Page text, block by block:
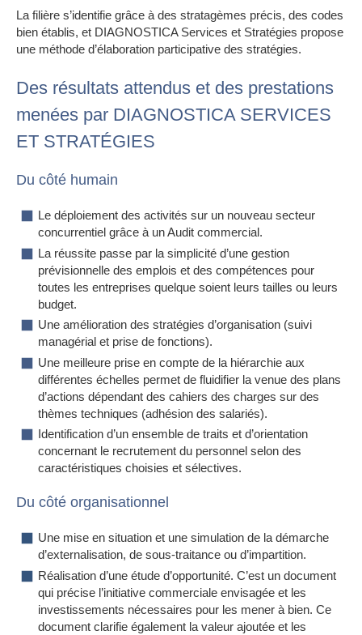
La filière s’identifie grâce à des stratagèmes précis, des codes
bien établis, et DIAGNOSTICA Services et Stratégies propose
une méthode d’élaboration participative des stratégies.
Des résultats attendus et des prestations
menées par DIAGNOSTICA SERVICES
ET STRATÉGIES
Du côté humain
Le déploiement des activités sur un nouveau secteur
concurrentiel grâce à un Audit commercial.
La réussite passe par la simplicité d’une gestion
prévisionnelle des emplois et des compétences pour
toutes les entreprises quelque soient leurs tailles ou leurs
budget.
Une amélioration des stratégies d’organisation (suivi
managérial et prise de fonctions).
Une meilleure prise en compte de la hiérarchie aux
différentes échelles permet de fluidifier la venue des plans
d’actions dépendant des cahiers des charges sur des
thèmes techniques (adhésion des salariés).
Identification d’un ensemble de traits et d’orientation
concernant le recrutement du personnel selon des
caractéristiques choisies et sélectives.
Du côté organisationnel
Une mise en situation et une simulation de la démarche
d’externalisation, de sous-traitance ou d’impartition.
Réalisation d’une étude d’opportunité. C’est un document
qui précise l’initiative commerciale envisagée et les
investissements nécessaires pour les mener à bien. Ce
document clarifie également la valeur ajoutée et les